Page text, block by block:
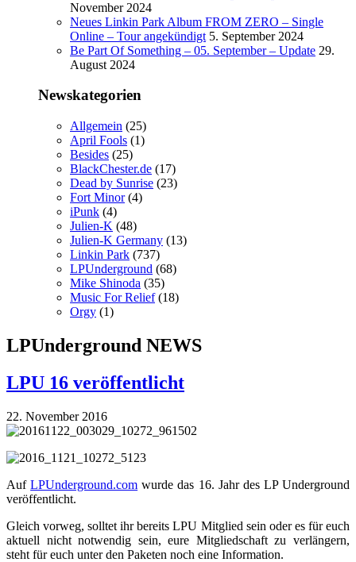
November 2024
Neues Linkin Park Album FROM ZERO – Single
Online – Tour angekündigt 5. September 2024
Be Part Of Something – 05. September – Update 29.
August 2024
Newskategorien
Allgemein (25)
April Fools (1)
Besides (25)
BlackChester.de (17)
Dead by Sunrise (23)
Fort Minor(4)
iPunk (4)
Julien-K (48)
Julien-K Germany (13)
Linkin Park (737)
LPUnderground (68)
Mike Shinoda (35)
Music For Relief(18)
Orgy (1)
LPUnderground NEWS
LPU 16 veröffentlicht
22. November 2016
AufLPUnderground.com wurde das 16. Jahr des LP Underground
veröffentlicht.
Gleich vorweg, solltet ihr bereits LPU Mitglied sein oder es für euch
aktuell nicht notwendig sein, eure Mitgliedschaft zu verlängern,
steht für euch unter den Paketen noch eine Information.